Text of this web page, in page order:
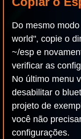
Do mesmo
world", copie o
~/esp e
verificar as
No último menu
desabilitar o
projeto de
você não
configurações.